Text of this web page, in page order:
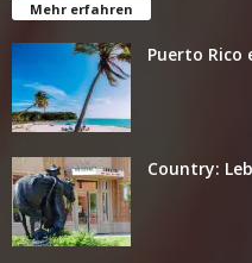
Mehr erfahren
Puerto Rico
Country: